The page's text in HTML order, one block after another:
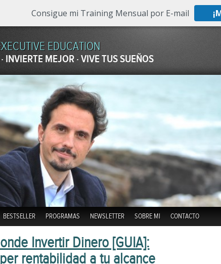
Consigue mi Training Mensual por E-mail
EDUCATION
INVIERTE MEJOR · VIVE TUS SUEÑOS
Skip to content
BESTSELLER PROGRAMAS NEWSLETTER SOBRE MI CONTACTO
Invertir Dinero [GUIA]:
rentabilidad a tu alcance